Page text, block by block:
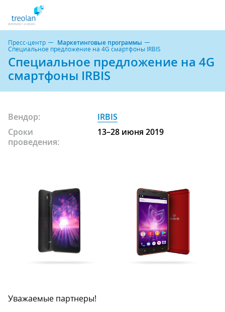
Пресс-центр Маркетинговые программы
Специальное предложение на 4G смартфоны IRBIS
Специальное предложение на 4G
смартфоны IRBIS
Вендор:
IRBIS
Сроки
проведения:
13–28 июня 2019
Уважаемые партнеры!